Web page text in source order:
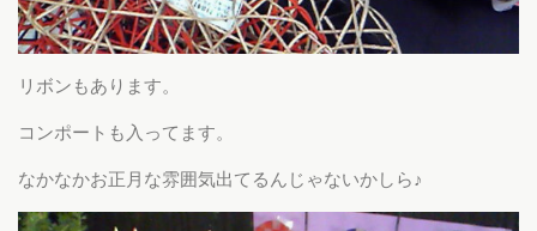
リボンもあります。
コンポートも入ってます。
なかなかお正月な雰囲気出てるんじゃないかしら♪